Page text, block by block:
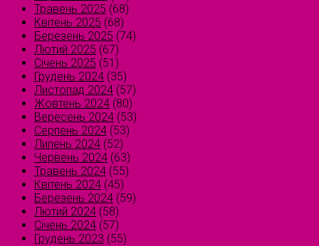
Травень 2025 (68)
Квітень 2025 (68)
Березень 2025 (74)
Лютий 2025 (67)
Січень 2025 (51)
Грудень 2024 (35)
Листопад 2024 (57)
Жовтень 2024 (80)
Вересень 2024 (53)
Серпень 2024 (53)
Липень 2024 (52)
Червень 2024 (63)
Травень 2024 (55)
Квітень 2024 (45)
Березень 2024 (59)
Лютий 2024 (58)
Січень 2024 (57)
Грудень 2023 (55)